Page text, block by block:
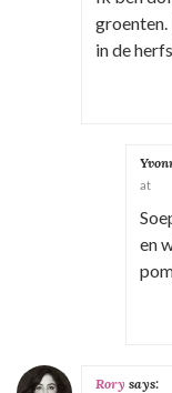
groenten.
in de
at
en
Rory says: